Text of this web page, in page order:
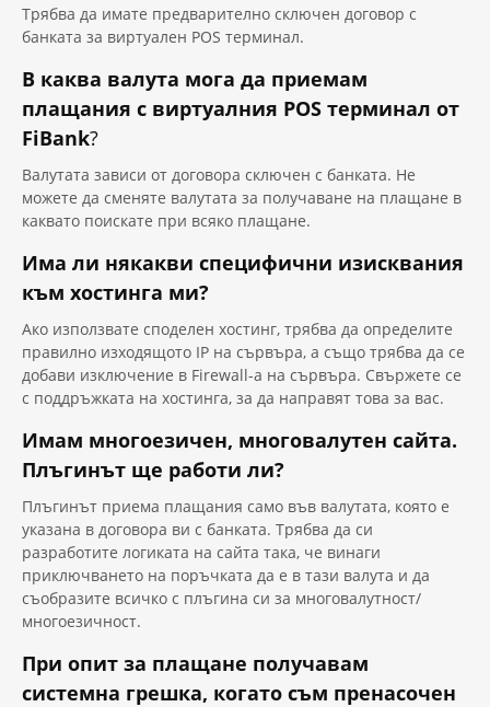
Tрябва да имате предварително сключен договор с
банката за виртуален POS терминал.
В каква валута мога да приемам
плащания с виртуалния POS терминал от
FiBank?
Валутата зависи от договора сключен с банката. Не
можете да сменяте валутата за получаване на плащане в
каквато поискате при всяко плащане.
Има ли някакви специфични изисквания
към хостинга ми?
Ако използвате споделен хостинг, трябва да определите
правилно изходящото IP на сървъра, а също трябва да се
добави изключение в Firewall-а на сървъра. Свържете се
с поддръжката на хостинга, за да направят това за вас.
Имам многоезичен, многовалутен сайта.
Плъгинът ще работи ли?
Плъгинът приема плащания само във валутата, която е
указана в договора ви с банката. Трябва да си
разработите логиката на сайта така, че винаги
приключването на поръчката да е в тази валута и да
съобразите всичко с плъгина си за многовалутност/
многоезичност.
При опит за плащане получавам
системна грешка, когато съм пренасочен